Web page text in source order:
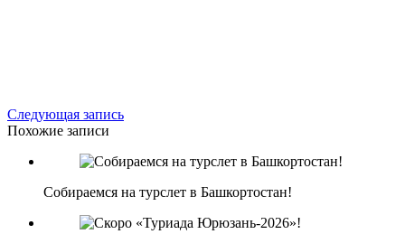
Следующая запись
Похожие записи
Собираемся на турслет в Башкортостан!